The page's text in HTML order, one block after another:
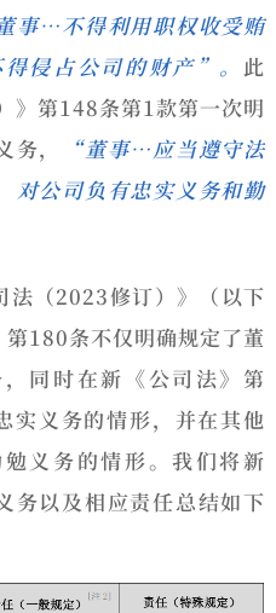
事…不得利用职权收受贿
侵占公司的财产”。 此
》第148条第1款第一次明
，
“董事…应当遵守法
对公司负有忠实义务和勤
法（2023修订）》（以下
180条不仅明确规定了董
同时在新《公司法》第
实义务的情形，并在其他
义务的情形。我们将新
务以及相应责任总结如下